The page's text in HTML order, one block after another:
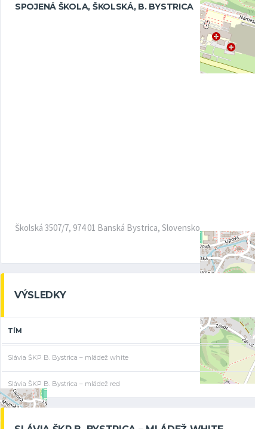
SPOJENÁ ŠKOLA, ŠKOLSKÁ, B. BYSTRICA
Školská 3507/7, 974 01 Banská Bystrica, Slovensko
VÝSLEDKY
TÍM
Slávia ŠKP B. Bystrica – mládež white
Slávia ŠKP B. Bystrica – mládež red